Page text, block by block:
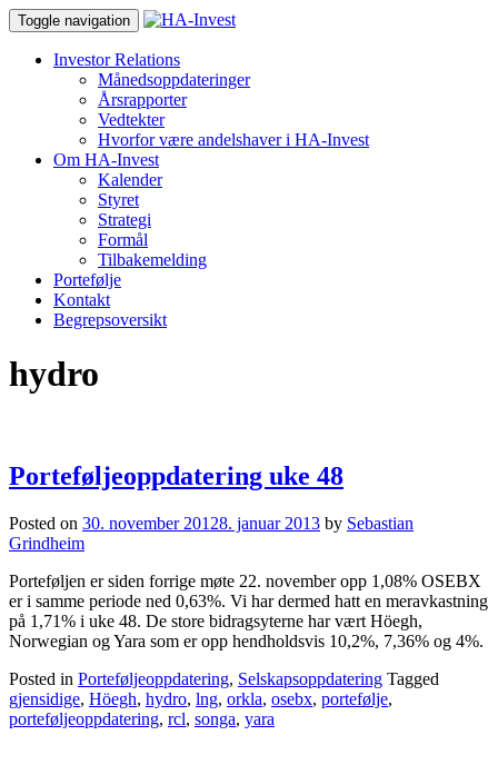
Toggle navigation
Investor Relations
Månedsoppdateringer
Årsrapporter
Vedtekter
Hvorfor være andelshaver i HA-Invest
Om HA-Invest
Kalender
Styret
Strategi
Formål
Tilbakemelding
Portefølje
Kontakt
Begrepsoversikt
hydro
Porteføljeoppdatering uke 48
Posted on 30. november 20128. januar 2013 by Sebastian
Grindheim
Porteføljen er siden forrige møte 22. november opp 1,08% OSEBX
er i samme periode ned 0,63%. Vi har dermed hatt en meravkastning
på 1,71% i uke 48. De store bidragsyterne har vært Höegh,
Norwegian og Yara som er opp hendholdsvis 10,2%, 7,36% og 4%.
Posted in Porteføljeoppdatering, Selskapsoppdatering Tagged
gjensidige, Höegh, hydro, lng, orkla, osebx, portefølje,
porteføljeoppdatering, rcl, songa, yara